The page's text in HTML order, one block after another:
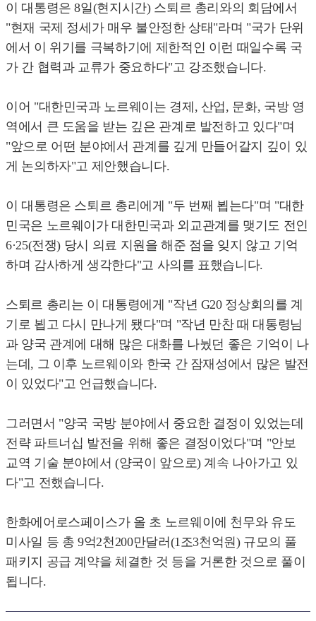
이 대통령은 8일(현지시간) 스퇴르 총리와의 회담에서
"현재 국제 정세가 매우 불안정한 상태"라며 "국가 단위
에서 이 위기를 극복하기에 제한적인 이런 때일수록 국
가 간 협력과 교류가 중요하다"고 강조했습니다.
이어 "대한민국과 노르웨이는 경제, 산업, 문화, 국방 영
역에서 큰 도움을 받는 깊은 관계로 발전하고 있다"며
"앞으로 어떤 분야에서 관계를 깊게 만들어갈지 깊이 있
게 논의하자"고 제안했습니다.
이 대통령은 스퇴르 총리에게 "두 번째 뵙는다"며 "대한
민국은 노르웨이가 대한민국과 외교관계를 맺기도 전인
6·25(전쟁) 당시 의료 지원을 해준 점을 잊지 않고 기억
하며 감사하게 생각한다"고 사의를 표했습니다.
스퇴르 총리는 이 대통령에게 "작년 G20 정상회의를 계
기로 뵙고 다시 만나게 됐다"며 "작년 만찬 때 대통령님
과 양국 관계에 대해 많은 대화를 나눴던 좋은 기억이 나
는데, 그 이후 노르웨이와 한국 간 잠재성에서 많은 발전
이 있었다"고 언급했습니다.
그러면서 "양국 국방 분야에서 중요한 결정이 있었는데
전략 파트너십 발전을 위해 좋은 결정이었다"며 "안보
교역 기술 분야에서 (양국이 앞으로) 계속 나아가고 있
다"고 전했습니다.
한화에어로스페이스가 올 초 노르웨이에 천무와 유도
미사일 등 총 9억2천200만달러(1조3천억원) 규모의 풀
패키지 공급 계약을 체결한 것 등을 거론한 것으로 풀이
됩니다.